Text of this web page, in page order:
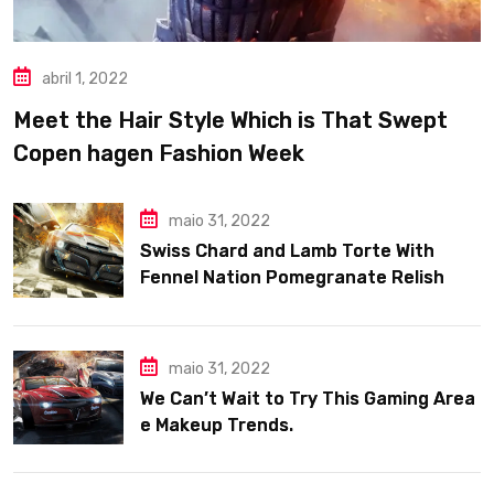
abril 1, 2022
Meet the Hair Style Which is That Swept
Copen hagen Fashion Week
maio 31, 2022
Swiss Chard and Lamb Torte With
Fennel Nation Pomegranate Relish
maio 31, 2022
We Can’t Wait to Try This Gaming Area
e Makeup Trends.